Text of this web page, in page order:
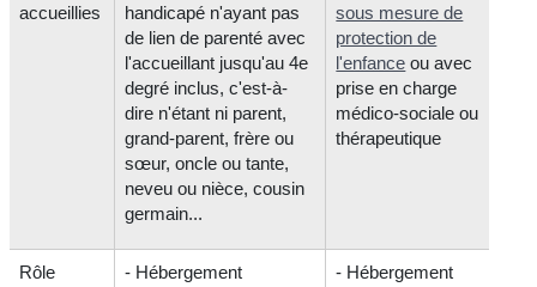
accueillies
handicapé n'ayant pas
de lien de parenté avec
l'accueillant jusqu'au 4e
degré inclus, c'est-à-
dire n'étant ni parent,
grand-parent, frère ou
sœur, oncle ou tante,
neveu ou nièce, cousin
germain...
sous mesure de
protection de
l'enfance ou avec
prise en charge
médico-sociale ou
thérapeutique
Rôle
- Hébergement
- Hébergement